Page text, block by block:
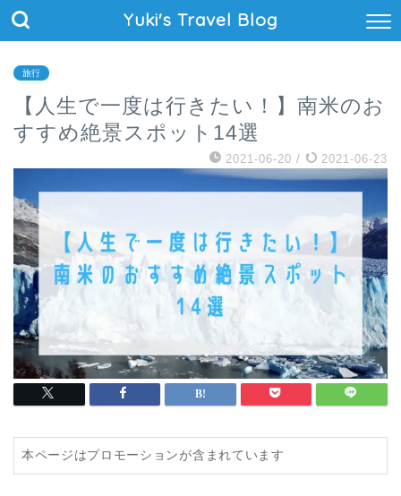
Yuki's Travel Blog
旅行
【人生で一度は行きたい！】南米のお
すすめ絶景スポット14選
2021-06-20 / 2021-06-23
本ページはプロモーションが含まれています